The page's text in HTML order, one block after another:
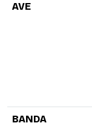
AVE
BANDA